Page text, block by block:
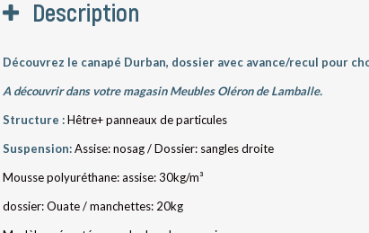
Description
Découvrez le canapé Durban, dossier avec avance/recul pour
A découvrir dans votre magasin Meubles Oléron de Lamballe.
Structure :Hêtre+ panneaux de particules
Suspension:Assise: nosag / Dossier: sangles droite
Mousse polyuréthane: assise: 30kg/m³
dossier: Ouate / manchettes: 20kg